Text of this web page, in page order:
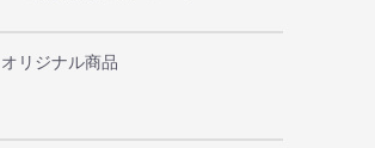
オリジナル商品